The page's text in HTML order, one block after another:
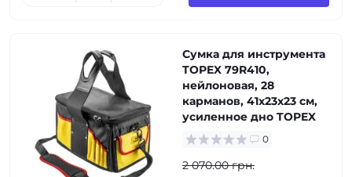
Сумка для инструмента
TOPEX 79R410,
нейлоновая, 28
карманов, 41x23x23 см,
усиленное дно TOPEX
0
2 070.00 грн.